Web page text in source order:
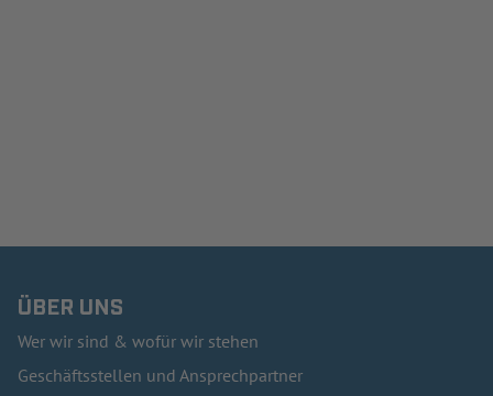
ÜBER UNS
Wer wir sind & wofür wir stehen
Geschäftsstellen und Ansprechpartner